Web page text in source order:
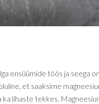
ensüümide töös ja seega
et saaksime
ka lihaste tekkes.